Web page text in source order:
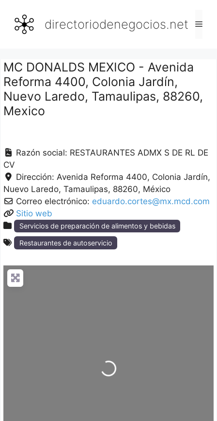
contenido
directoriodenegocios.net
MC DONALDS MEXICO - Avenida
Reforma 4400, Colonia Jardín,
Nuevo Laredo, Tamaulipas, 88260,
Mexico
Razón social: RESTAURANTES ADMX S DE RL DE
CV
Dirección:Avenida Reforma 4400, Colonia Jardín
Nuevo Laredo Tamaulipas 88260 México
Correo electrónico: eduardo.cortes@mx.mcd.com
Sitio web
Servicios de preparación de alimentos y bebidas
Restaurantes de autoservicio
Loading...